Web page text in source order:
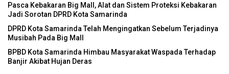
Pasca Kebakaran Big Mall, Alat dan Sistem Proteksi Kebakaran
Jadi Sorotan DPRD Kota Samarinda
DPRD Kota Samarinda Telah Mengingatkan Sebelum Terjadinya
Musibah Pada Big Mall
BPBD Kota Samarinda Himbau Masyarakat Waspada Terhadap
Banjir Akibat Hujan Deras